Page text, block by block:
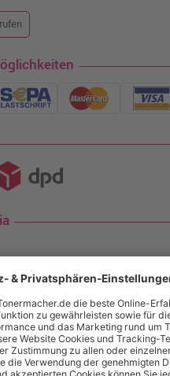
Versand innerhalb Deutschlands.
(inkl. Mwst.) an Ampertec Artikeln in